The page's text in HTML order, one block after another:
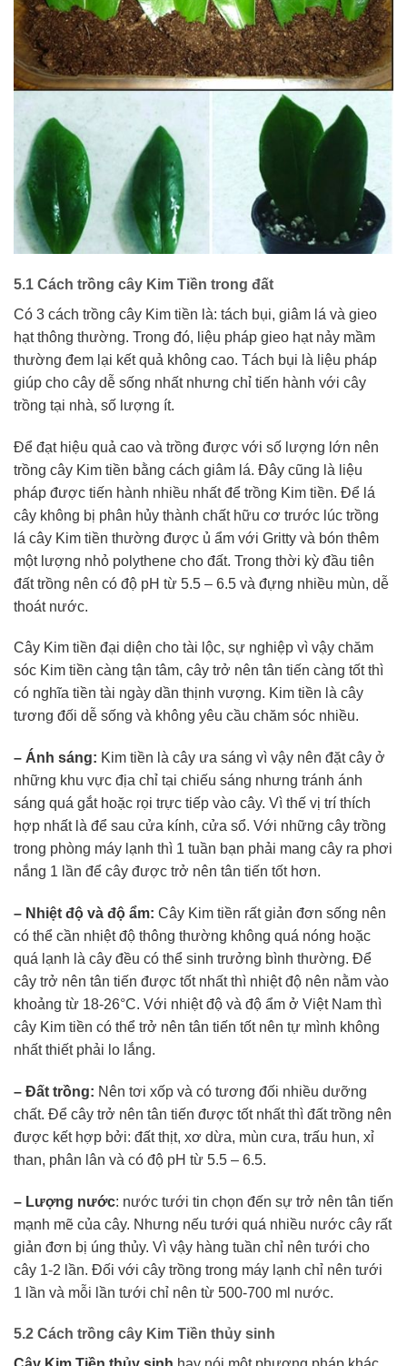
5.1 Cách trồng cây Kim Tiền trong đất
Có 3 cách trồng cây Kim tiền là: tách bụi, giâm lá và gieo
hạt thông thường. Trong đó, liệu pháp gieo hạt nảy mầm
thường đem lại kết quả không cao. Tách bụi là liệu pháp
giúp cho cây dễ sống nhất nhưng chỉ tiến hành với cây
trồng tại nhà, số lượng ít.
Để đạt hiệu quả cao và trồng được với số lượng lớn nên
trồng cây Kim tiền bằng cách giâm lá. Đây cũng là liệu
pháp được tiến hành nhiều nhất để trồng Kim tiền. Để lá
cây không bị phân hủy thành chất hữu cơ trước lúc trồng
lá cây Kim tiền thường được ủ ẩm với Gritty và bón thêm
một lượng nhỏ polythene cho đất. Trong thời kỳ đầu tiên
đất trồng nên có độ pH từ 5.5 – 6.5 và đựng nhiều mùn, dễ
thoát nước.
Cây Kim tiền đại diện cho tài lộc, sự nghiệp vì vậy chăm
sóc Kim tiền càng tận tâm, cây trở nên tân tiến càng tốt thì
có nghĩa tiền tài ngày dần thịnh vượng. Kim tiền là cây
tương đối dễ sống và không yêu cầu chăm sóc nhiều.
– Ánh sáng: Kim tiền là cây ưa sáng vì vậy nên đặt cây ở
những khu vực địa chỉ tại chiếu sáng nhưng tránh ánh
sáng quá gắt hoặc rọi trực tiếp vào cây. Vì thế vị trí thích
hợp nhất là để sau cửa kính, cửa sổ. Với những cây trồng
trong phòng máy lạnh thì 1 tuần bạn phải mang cây ra phơi
nắng 1 lần để cây được trở nên tân tiến tốt hơn.
– Nhiệt độ và độ ẩm: Cây Kim tiền rất giản đơn sống nên
có thể cần nhiệt độ thông thường không quá nóng hoặc
quá lạnh là cây đều có thể sinh trưởng bình thường. Để
cây trở nên tân tiến được tốt nhất thì nhiệt độ nên nằm vào
khoảng từ 18-26°C. Với nhiệt độ và độ ẩm ở Việt Nam thì
cây Kim tiền có thể trở nên tân tiến tốt nên tự mình không
nhất thiết phải lo lắng.
– Đất trồng: Nên tơi xốp và có tương đối nhiều dưỡng
chất. Để cây trở nên tân tiến được tốt nhất thì đất trồng nên
được kết hợp bởi: đất thịt, xơ dừa, mùn cưa, trấu hun, xỉ
than, phân lân và có độ pH từ 5.5 – 6.5.
– Lượng nước: nước tưới tin chọn đến sự trở nên tân tiến
mạnh mẽ của cây. Nhưng nếu tưới quá nhiều nước cây rất
giản đơn bị úng thủy. Vì vậy hàng tuần chỉ nên tưới cho
cây 1-2 lần. Đối với cây trồng trong máy lạnh chỉ nên tưới
1 lần và mỗi lần tưới chỉ nên từ 500-700 ml nước.
5.2 Cách trồng cây Kim Tiền thủy sinh